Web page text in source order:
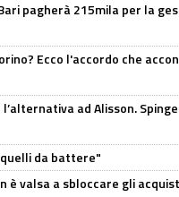
pagherà 215mila per la
Ecco l'accordo che
ad Alisson.
da battere"
è valsa a sbloccare gli